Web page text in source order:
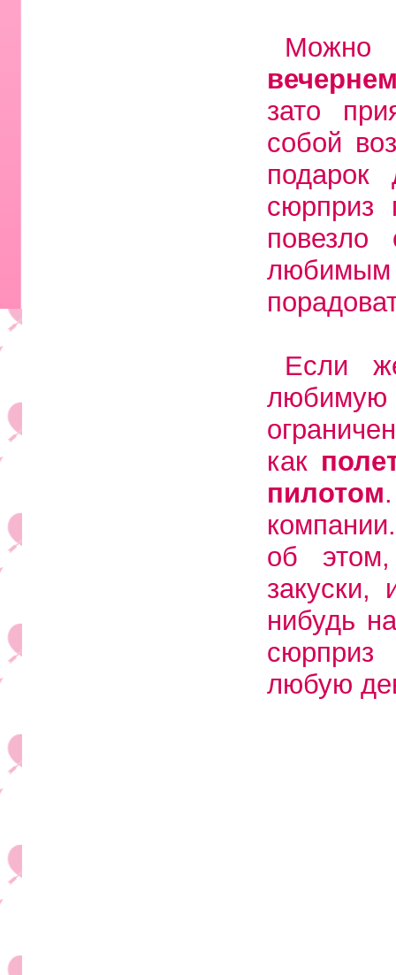
Можно
зато
собой
сюрприз
Если
любимую
как
пилотом
об
закуски,
нибудь
любую